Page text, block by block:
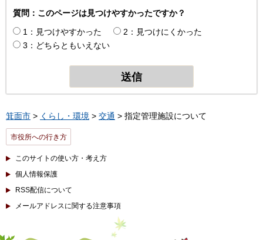
質問：このページは見つけやすかったですか？
1：見つけやすかった
2：見つけにくかった
3：どちらともいえない
箕面市 > くらし・環境 > 交通 > 指定管理施設について
市役所への行き方
このサイトの使い方・考え方
個人情報保護
RSS配信について
メールアドレスに関する注意事項